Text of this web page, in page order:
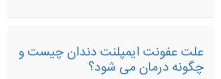
علت عفونت ایمپلنت دندان چیست و
چگونه درمان می شود؟